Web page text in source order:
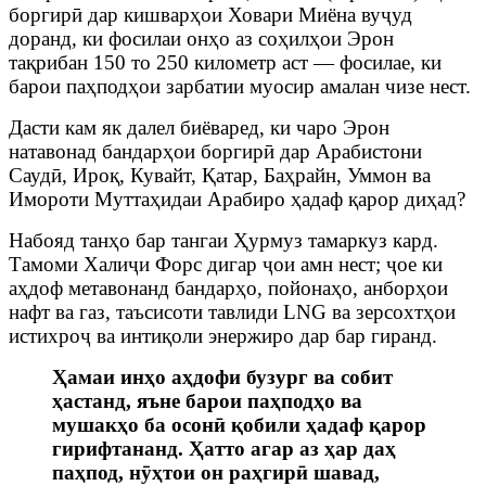
боргирӣ дар кишварҳои Ховари Миёна вуҷуд
доранд, ки фосилаи онҳо аз соҳилҳои Эрон
тақрибан 150 то 250 километр аст — фосилае, ки
барои паҳподҳои зарбатии муосир амалан чизе нест.
Дасти кам як далел биёваред, ки чаро Эрон
натавонад бандарҳои боргирӣ дар Арабистони
Саудӣ, Ироқ, Кувайт, Қатар, Баҳрайн, Уммон ва
Имороти Муттаҳидаи Арабиро ҳадаф қарор диҳад?
Набояд танҳо бар тангаи Ҳурмуз тамаркуз кард.
Тамоми Халиҷи Форс дигар ҷои амн нест; ҷое ки
аҳдоф метавонанд бандарҳо, пойонаҳо, анборҳои
нафт ва газ, таъсисоти тавлиди LNG ва зерсохтҳои
истихроҷ ва интиқоли энержиро дар бар гиранд.
Ҳамаи инҳо аҳдофи бузург ва собит
ҳастанд, яъне барои паҳподҳо ва
мушакҳо ба осонӣ қобили ҳадаф қарор
гирифтананд. Ҳатто агар аз ҳар даҳ
паҳпод, нӯҳтои он раҳгирӣ шавад,